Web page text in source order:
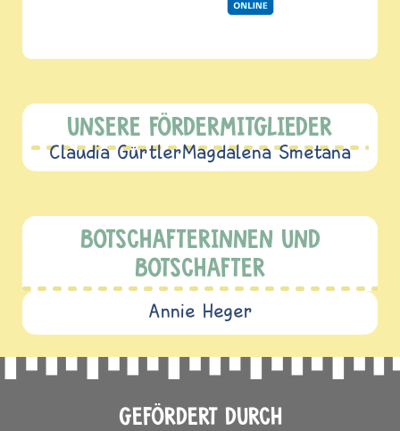
UNSERE FÖRDERMITGLIEDER
Claudia GürtlerMagdalena Smetana
BOTSCHAFTERINNEN UND
BOTSCHAFTER
Annie Heger
GEFÖRDERT DURCH